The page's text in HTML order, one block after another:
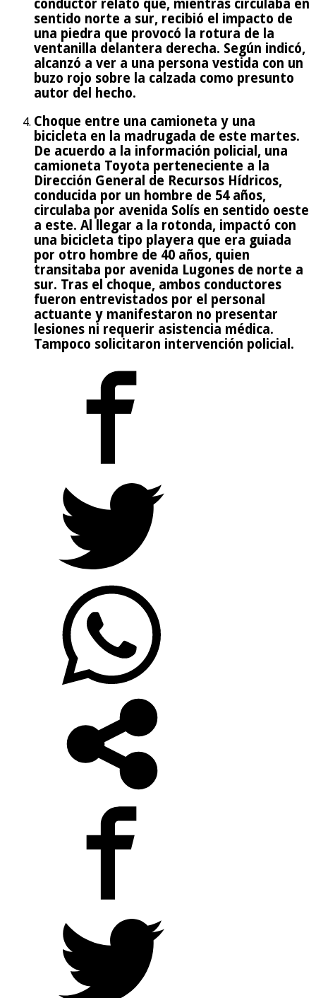
conductor relató que, mientras circulaba en
sentido norte a sur, recibió el impacto de
una piedra que provocó la rotura de la
ventanilla delantera derecha. Según indicó,
alcanzó a ver a una persona vestida con un
buzo rojo sobre la calzada como presunto
autor del hecho.
Choque entre una camioneta y una
bicicleta en la madrugada de este martes.
De acuerdo a la información policial, una
camioneta Toyota perteneciente a la
Dirección General de Recursos Hídricos,
conducida por un hombre de 54 años,
circulaba por avenida Solís en sentido oeste
a este. Al llegar a la rotonda, impactó con
una bicicleta tipo playera que era guiada
por otro hombre de 40 años, quien
transitaba por avenida Lugones de norte a
sur. Tras el choque, ambos conductores
fueron entrevistados por el personal
actuante y manifestaron no presentar
lesiones ni requerir asistencia médica.
Tampoco solicitaron intervención policial.